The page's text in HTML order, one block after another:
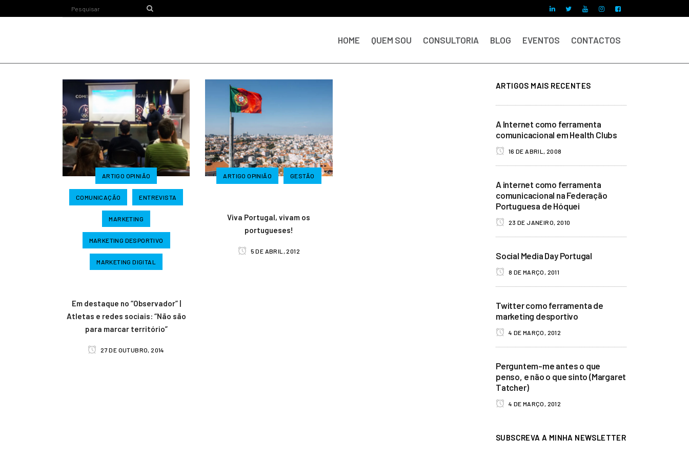
HOME QUEM SOU CONSULTORIA BLOG EVENTOS CONTACTOS
ARTIGO OPINIÃO
COMUNICAÇÃO ENTREVISTA
MARKETING
MARKETING DESPORTIVO
MARKETING DIGITAL
Em destaque no “Observador” |
Atletas e redes sociais: “Não são
para marcar território”
27 DE OUTUBRO, 2014
ARTIGO OPINIÃO GESTÃO
Viva Portugal, vivam os
portugueses!
5 DE ABRIL, 2012
ARTIGOS MAIS RECENTES
A Internet como ferramenta
comunicacional em Health Clubs
16 DE ABRIL, 2008
A internet como ferramenta
comunicacional na Federação
Portuguesa de Hóquei
23 DE JANEIRO, 2010
Social Media Day Portugal
8 DE MARÇO, 2011
Twitter como ferramenta de
marketing desportivo
4 DE MARÇO, 2012
Perguntem-me antes o que
penso, e não o que sinto (Margaret
Tatcher)
4 DE MARÇO, 2012
SUBSCREVA A MINHA NEWSLETTER